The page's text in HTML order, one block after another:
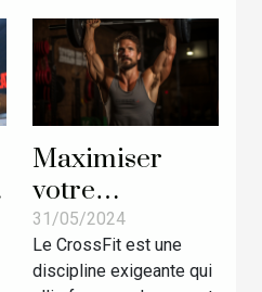
Maximiser
votre
performance
en CrossFit :
Techniques et
31/05/2024
Le CrossFit est une
discipline exigeante qui